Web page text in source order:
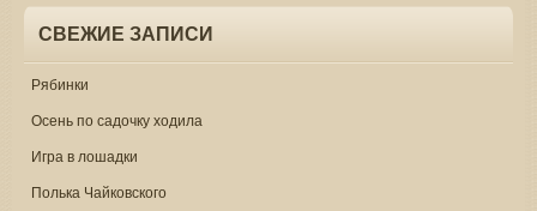
СВЕЖИЕ ЗАПИСИ
Рябинки
Осень по садочку ходила
Игра в лошадки
Полька Чайковского